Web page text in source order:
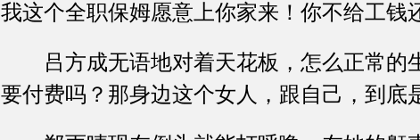
我这个全职保姆愿意上你家来！你不给工钱
吕方成无语地对着天花板，怎么正常的
要付费吗？那身边这个女人，跟自己，到底